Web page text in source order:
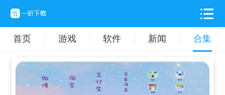
首页 游戏 软件 新闻 合集